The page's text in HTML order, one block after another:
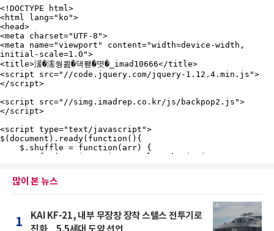
많이 본 뉴스
1
KAI KF-21, 내부 무장창 장착 스텔스 전투기로